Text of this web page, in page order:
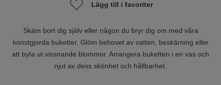
Lägg till i favoriter
Skäm bort dig själv eller någon du bryr dig om med våra
konstgjorda buketter. Glöm behovet av vatten, beskärning eller
att byta ut vissnande blommor. Arrangera buketten i en vas och
njut av dess skönhet och hållbarhet.